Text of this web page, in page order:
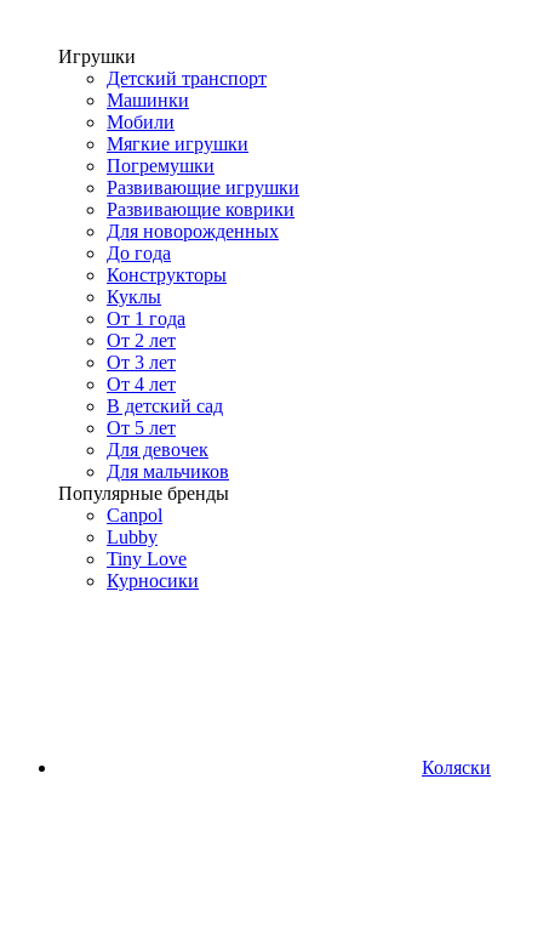
Игрушки
Детский транспорт
Машинки
Мобили
Мягкие игрушки
Погремушки
Развивающие игрушки
Развивающие коврики
Для новорожденных
До года
Конструкторы
Куклы
От 1 года
От 2 лет
От 3 лет
От 4 лет
В детский сад
От 5 лет
Для девочек
Для мальчиков
Популярные бренды
Canpol
Lubby
Tiny Love
Курносики
Коляски